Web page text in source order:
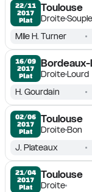
22/11
2017
Plat
Toulouse
DroiteSouple
Mlle H. Turner
16/09
2017
Plat
DroiteLourd
H. Gourdain
02/06
2017
Plat
Toulouse
DroiteBon
J. Plateaux
21/04
2017
Plat
Toulouse
Droite